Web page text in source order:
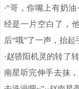
·“哥，你嘴上有奶
经是一片空白了，
后“哦”了一声，抬起
·赵骄阳机灵的转了
南星听完伸手去抹